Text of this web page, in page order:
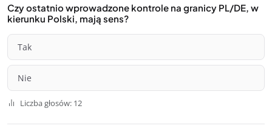
Czy ostatnio wprowadzone kontrole na granicy PL/DE, w
kierunku Polski, mają sens?
Tak
Nie
Liczba głosów: 12